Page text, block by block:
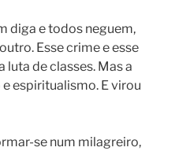
diga e todos neguem,
Esse crime e esse
de classes. Mas a
espiritualismo. E virou
se num milagreiro,